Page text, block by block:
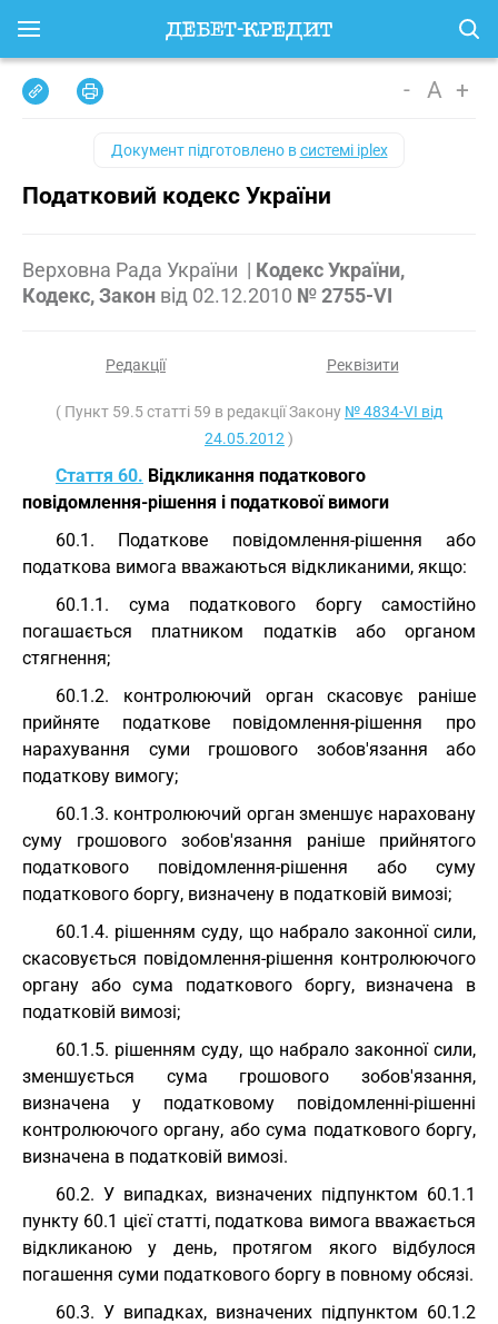
- A +
Документ підготовлено всистемі iplex
Податковий кодекс України
Верховна Рада України | Кодекс України,
Кодекс, Закон від 02.12.2010 № 2755-VI
Редакції Реквізити
( Пункт 59.5 статті 59 в редакції Закону № 4834-VI від
24.05.2012 )
Стаття 60. Відкликання податкового
повідомлення-рішення і податкової вимоги
60.1. Податкове повідомлення-рішення або
податкова вимога вважаються відкликаними, якщо:
60.1.1. сума податкового боргу самостійно
погашається платником податків або органом
стягнення;
60.1.2. контролюючий орган скасовує раніше
прийняте податкове повідомлення-рішення про
нарахування суми грошового зобов'язання або
податкову вимогу;
60.1.3. контролюючий орган зменшує нараховану
суму грошового зобов'язання раніше прийнятого
податкового повідомлення-рішення або суму
податкового боргу, визначену в податковій вимозі;
60.1.4. рішенням суду, що набрало законної сили,
скасовується повідомлення-рішення контролюючого
органу або сума податкового боргу, визначена в
податковій вимозі;
60.1.5. рішенням суду, що набрало законної сили,
зменшується сума грошового зобов'язання,
визначена у податковому повідомленні-рішенні
контролюючого органу, або сума податкового боргу,
визначена в податковій вимозі.
60.2. У випадках, визначених підпунктом 60.1.1
пункту 60.1 цієї статті, податкова вимога вважається
відкликаною у день, протягом якого відбулося
погашення суми податкового боргу в повному обсязі.
60.3. У випадках, визначених підпунктом 60.1.2